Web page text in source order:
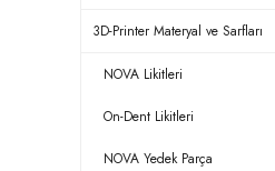
3D-Printer Materyal ve Sarfları
NOVA Likitleri
On-Dent Likitleri
NOVA Yedek Parça